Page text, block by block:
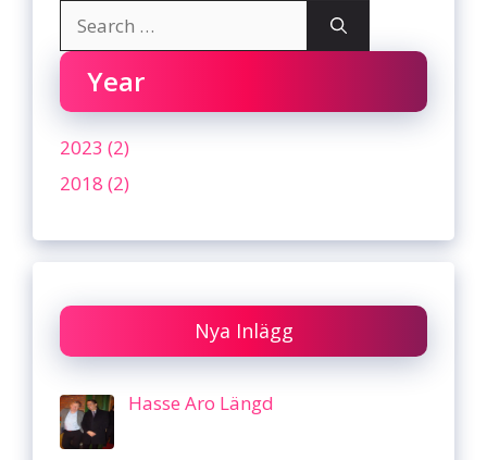
for:
Year
2023 (2)
2018 (2)
Nya Inlägg
Hasse Aro Längd